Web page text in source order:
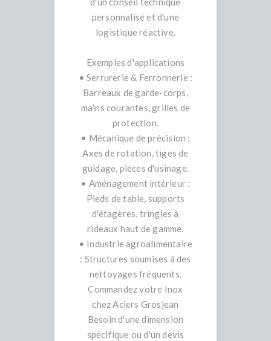
personnalisé et d'une
logistique réactive.
Exemples d'applications
• Serrurerie & Ferronnerie :
Barreaux de garde-corps,
mains courantes, grilles de
protection.
• Mécanique de précision :
Axes de rotation, tiges de
guidage, pièces d'usinage.
• Aménagement intérieur :
Pieds de table, supports
d'étagères, tringles à
rideaux haut de gamme.
• Industrie agroalimentaire
: Structures soumises à des
nettoyages fréquents.
Commandez votre Inox
chez Aciers Grosjean
Besoin d'une dimension
spécifique ou d'un devis